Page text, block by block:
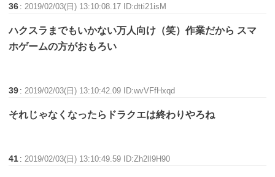
36 : 2019/02/03(日) 13:10:08.17 ID:dtti21isM
ハクスラまでもいかない万人向け（笑）作業だから スマ
ホゲームの方がおもろい
39 :2019/02/03(日) 13:10:42.09 ID:wvVFfHxqd
それじゃなくなったらドラクエは終わりやろね
41 :2019/02/03(日) 13:10:49.59 ID:Zh2lI9H90